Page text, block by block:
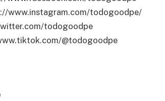
www.instagram.com/todogoodpe/
todogoodpe
@todogoodpe